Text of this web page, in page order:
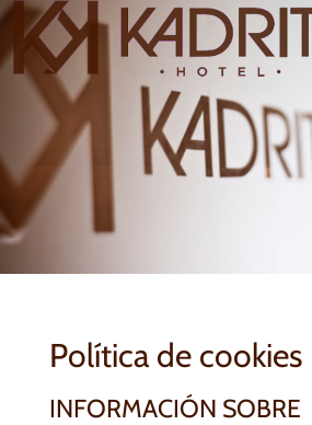
Política de cookies
INFORMACIÓN SOBRE